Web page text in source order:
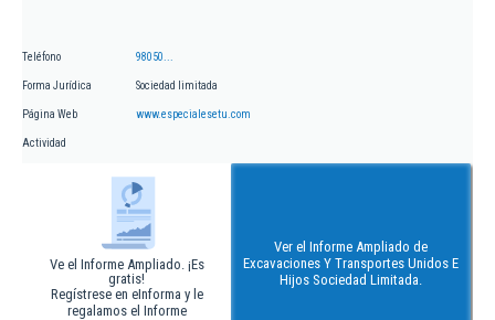
Teléfono 98050...
Forma Jurídica Sociedad limitada
Página Web www.especialesetu.com
Actividad
Ve el Informe Ampliado. ¡Es
gratis!
Regístrese en eInforma y le
regalamos el Informe
Ver el Informe Ampliado de
Excavaciones Y Transportes Unidos E
Hijos Sociedad Limitada.